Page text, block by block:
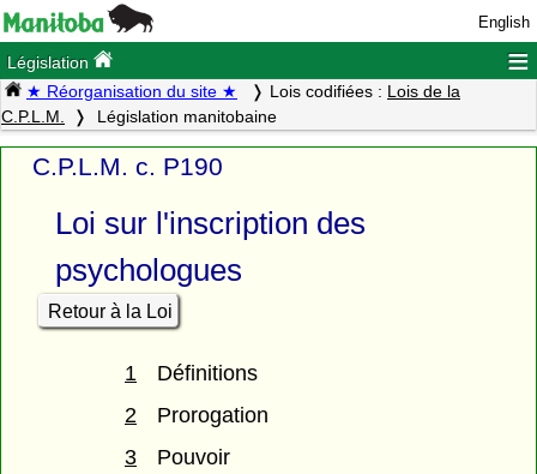
English
Législation ≡
★ Réorganisation du site ★ Lois codifiées : Lois de la
C.P.L.M.
Législation manitobaine
C.P.L.M. c. P190
Loi sur l'inscription des
psychologues
Retour à la Loi
1
Définitions
2
Prorogation
3
Pouvoir